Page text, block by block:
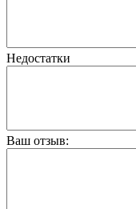
Недостатки
Ваш отзыв: